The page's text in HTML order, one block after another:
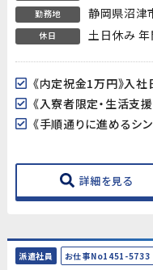
勤務地 静岡県沼津
休日 土日休み 年
詳細を見る
派遣社員 お仕事No1451-5733